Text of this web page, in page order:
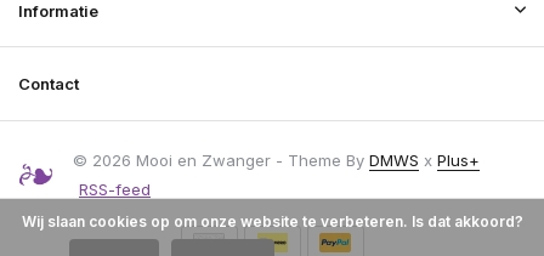
Informatie
Contact
© 2026 Mooi en Zwanger - Theme By DMWS x Plus+
RSS-feed
Wij slaan cookies op om onze website te verbeteren. Is dat akkoord?